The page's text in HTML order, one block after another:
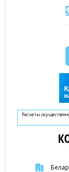
Расчеты